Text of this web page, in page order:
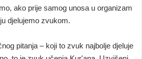
ako prije samog unosa u organizam
djelujemo zvukom.
pitanja – koji to zvuk najbolje djeluje